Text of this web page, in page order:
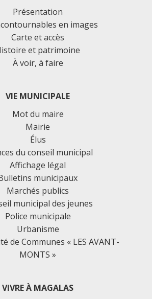
Présentation
en images
Carte et accès
et patrimoine
À voir, à faire
VIE MUNICIPALE
Mot du maire
Mairie
Élus
du conseil municipal
Affichage légal
municipaux
Marchés publics
municipal des jeunes
Police municipale
Urbanisme
de Communes « LES AVANT-
MONTS »
VIVRE À MAGALAS